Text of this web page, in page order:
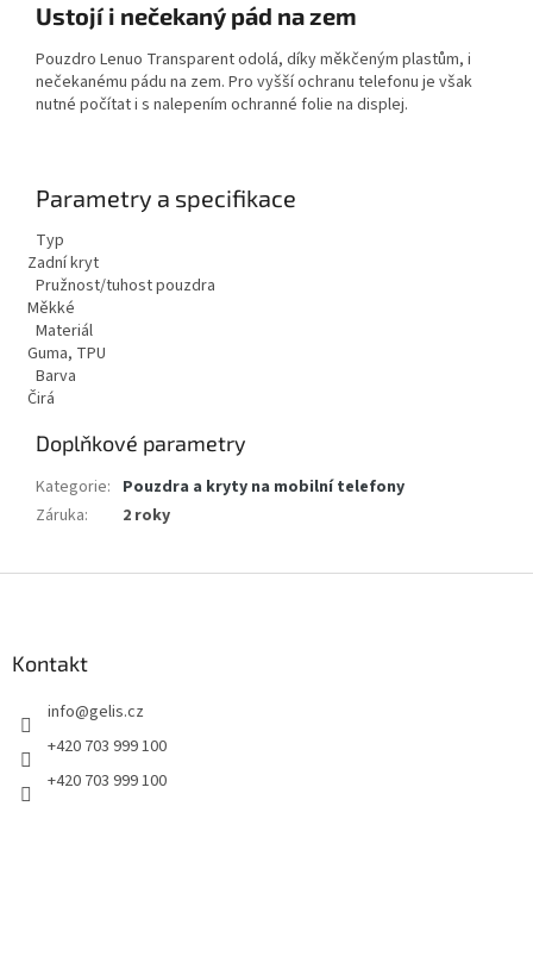
Ustojí i nečekaný pád na zem
Pouzdro Lenuo Transparent odolá, díky měkčeným plastům, i
nečekanému pádu na zem. Pro vyšší ochranu telefonu je však
nutné počítat i s nalepením ochranné folie na displej.
Parametry a specifikace
Typ
Zadní kryt
Pružnost/tuhost pouzdra
Měkké
Materiál
Guma, TPU
Barva
Čirá
Doplňkové parametry
Kategorie: Pouzdra a kryty na mobilní telefony
Záruka: 2 roky
Kontakt
info@gelis.cz
+420 703 999 100
+420 703 999 100